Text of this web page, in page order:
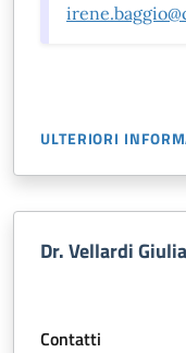
ULTERIORI
Dr. Vellardi
Contatti